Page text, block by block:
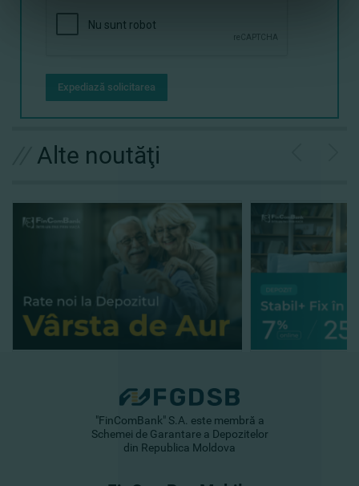
Expediază solicitarea
Alte noutăţi
"FinComBank" S.A. este membră a
Schemei de Garantare a Depozitelor
din Republica Moldova